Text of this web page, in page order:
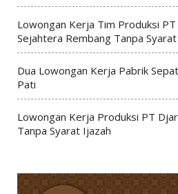
Lowongan Kerja Tim Produksi
Sejahtera Rembang Tanpa
Dua Lowongan Kerja Pabrik
Pati
Lowongan Kerja Produksi PT
Tanpa Syarat Ijazah